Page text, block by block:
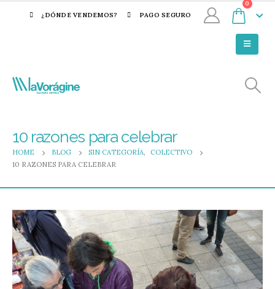
¿DÓNDE VENDEMOS? PAGO SEGURO
0
10 razones para celebrar
HOME BLOG SIN CATEGORÍA,
COLECTIVO
10 RAZONES PARA CELEBRAR